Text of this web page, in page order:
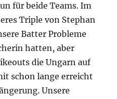
für beide Teams. Im
Triple von Stephan
Batter Probleme
hatten, aber
die Ungarn auf
schon lange erreicht
Unsere